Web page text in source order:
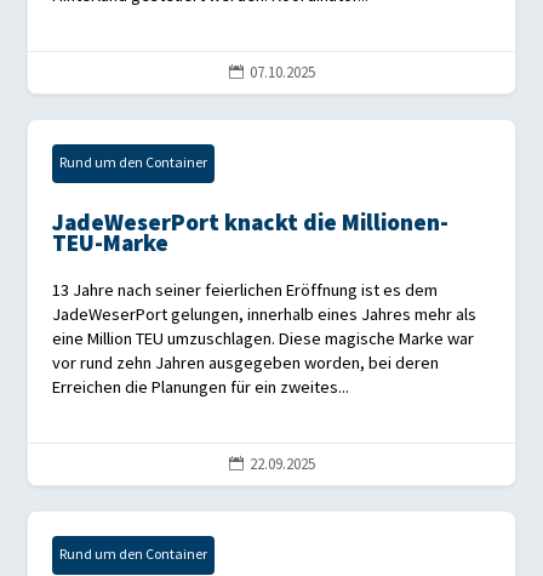
 07.10.2025
Rund um den Container
JadeWeserPort knackt die Millionen-
TEU-Marke
13 Jahre nach seiner feierlichen Eröffnung ist es dem
JadeWeserPort gelungen, innerhalb eines Jahres mehr als
eine Million TEU umzuschlagen. Diese magische Marke war
vor rund zehn Jahren ausgegeben worden, bei deren
Erreichen die Planungen für ein zweites...
 22.09.2025
Rund um den Container